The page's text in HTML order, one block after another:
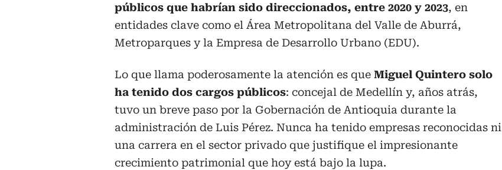
públicos que habrían sido direccionados, entre 2020 y 2023, en
entidades clave como el Área Metropolitana del Valle de Aburrá,
Metroparques y la Empresa de Desarrollo Urbano (EDU).
Lo que llama poderosamente la atención es que Miguel Quintero solo
ha tenido dos cargos públicos: concejal de Medellín y, años atrás,
tuvo un breve paso por la Gobernación de Antioquia durante la
administración de Luis Pérez. Nunca ha tenido empresas reconocidas ni
una carrera en el sector privado que justifique el impresionante
crecimiento patrimonial que hoy está bajo la lupa.